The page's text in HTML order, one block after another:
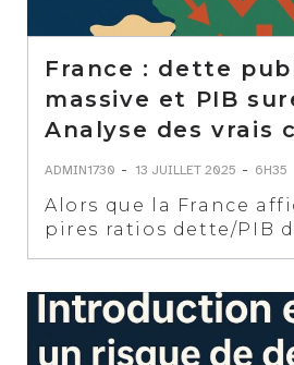
France : dette
massive et PIB
Analyse des vrais
ADMIN1730 - 13 JUILLET 2025 - 6H35
Alors que la France
pires ratios dette/PIB